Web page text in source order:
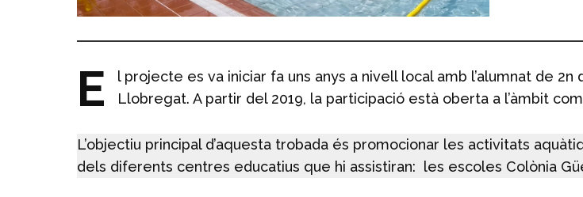
E
l projecte es va iniciar fa uns anys a nivell local amb l’alumnat de
Llobregat. A partir del 2019, la participació està oberta a l’àmbit
L’objectiu principal d’aquesta trobada és promocionar les activitats
dels diferents centres educatius que hi assistiran: les escoles Colònia